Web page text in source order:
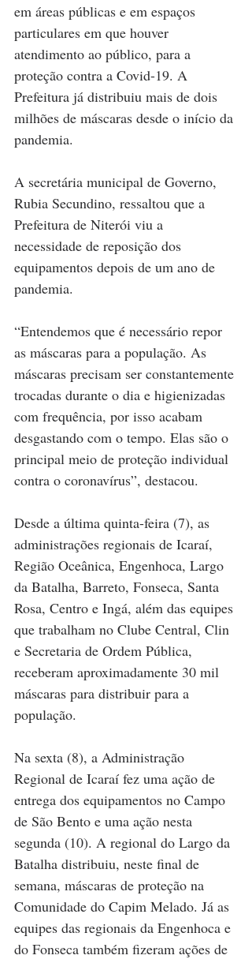
em áreas públicas e em espaços
particulares em que houver
atendimento ao público, para a
proteção contra a Covid-19. A
Prefeitura já distribuiu mais de dois
milhões de máscaras desde o início da
pandemia.
A secretária municipal de Governo,
Rubia Secundino, ressaltou que a
Prefeitura de Niterói viu a
necessidade de reposição dos
equipamentos depois de um ano de
pandemia.
“Entendemos que é necessário repor
as máscaras para a população. As
máscaras precisam ser constantemente
trocadas durante o dia e higienizadas
com frequência, por isso acabam
desgastando com o tempo. Elas são o
principal meio de proteção individual
contra o coronavírus”, destacou.
Desde a última quinta-feira (7), as
administrações regionais de Icaraí,
Região Oceânica, Engenhoca, Largo
da Batalha, Barreto, Fonseca, Santa
Rosa, Centro e Ingá, além das equipes
que trabalham no Clube Central, Clin
e Secretaria de Ordem Pública,
receberam aproximadamente 30 mil
máscaras para distribuir para a
população.
Na sexta (8), a Administração
Regional de Icaraí fez uma ação de
entrega dos equipamentos no Campo
de São Bento e uma ação nesta
segunda (10). A regional do Largo da
Batalha distribuiu, neste final de
semana, máscaras de proteção na
Comunidade do Capim Melado. Já as
equipes das regionais da Engenhoca e
do Fonseca também fizeram ações de